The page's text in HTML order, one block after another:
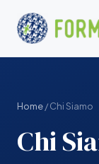
Home/ Chi Siamo
Chi